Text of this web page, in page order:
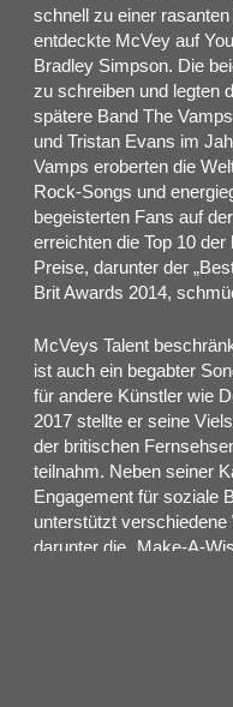
schnell zu einer
entdeckte McVey auf
Bradley Simpson. Die
zu schreiben und legten
spätere Band The
und Tristan Evans im
Vamps eroberten die
Rock-Songs und
begeisterten Fans auf
erreichten die Top 10
Preise, darunter der
Brit Awards 2014,
McVeys Talent
ist auch ein begabter
für andere Künstler wie
2017 stellte er seine
der britischen
teilnahm. Neben seiner
Engagement für soziale
unterstützt
darunter die „Make-A-